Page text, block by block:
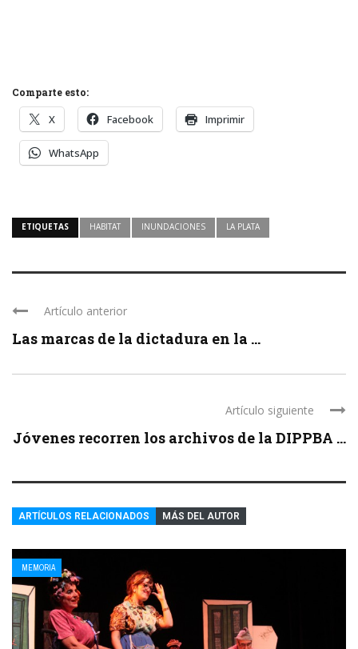
Comparte esto:
X Facebook Imprimir
WhatsApp
ETIQUETAS HABITAT INUNDACIONES LA PLATA
Artículo anterior
Las marcas de la dictadura en la ...
Artículo siguiente
Jóvenes recorren los archivos de la DIPPBA ...
ARTÍCULOS RELACIONADOS MÁS DEL AUTOR
MEMORIA